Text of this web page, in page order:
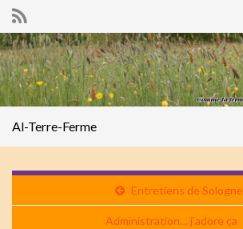
Search for:
Al-Terre-Ferme
Entretiens de Sologne
Administration… j’adore ça